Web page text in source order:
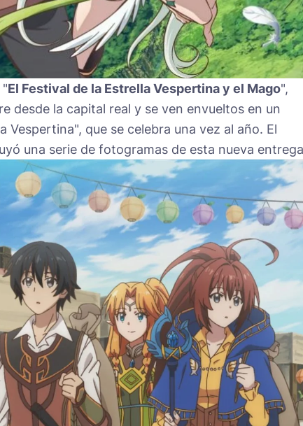
El Festival de la Estrella Vespertina y el Mago",
desde la capital real y se ven envueltos en un
Vespertina", que se celebra una vez al año. El
una serie de fotogramas de esta nueva